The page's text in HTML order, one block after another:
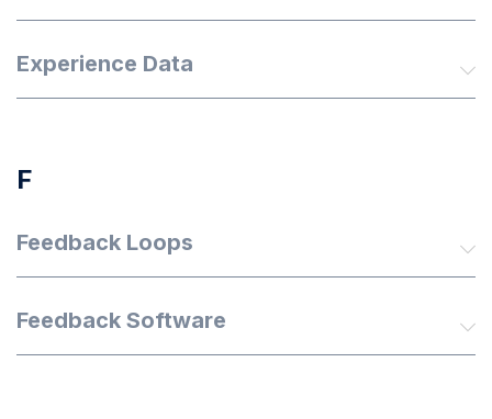
Experience Data
F
Feedback Loops
Feedback Software